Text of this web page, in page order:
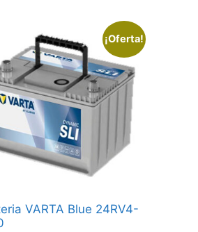
¡Oferta!
VARTA Blue 24RV4-